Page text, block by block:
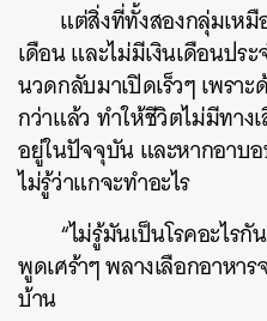
แต่สิ่งที่ทั้งสองกลุ่มเห
เดือน และไม่มีเงินเดือนปร
นวดกลับมาเปิดเร็วๆ เพรา
กว่าแล้ว ทำให้ชีวิตไม่มีทา
อยู่ในปัจจุบัน และหากอาบ
ไม่รู้ว่าแกจะทำอะไร
“ไม่รู้มันเป็นโรคอะไร
พูดเศร้าๆ พลางเลือกอาหา
บ้าน